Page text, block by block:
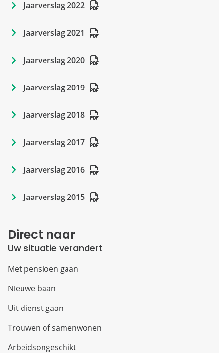
Jaarverslag 2022
Jaarverslag 2021
Jaarverslag 2020
Jaarverslag 2019
Jaarverslag 2018
Jaarverslag 2017
Jaarverslag 2016
Jaarverslag 2015
Direct naar
Uw situatie verandert
Met pensioen gaan
Nieuwe baan
Uit dienst gaan
Trouwen of samenwonen
Arbeidsongeschikt